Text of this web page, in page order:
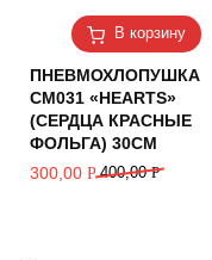
В корзину
ПНЕВМОХЛОПУШКА
CM031 «HEARTS»
(СЕРДЦА КРАСНЫЕ
ФОЛЬГА) 30СМ
400,00Р
300,00 Р